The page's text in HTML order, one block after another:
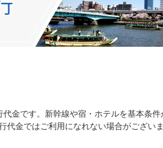
金です。新幹線や宿・ホテルを基本条
金ではご利用になれない場合がござい